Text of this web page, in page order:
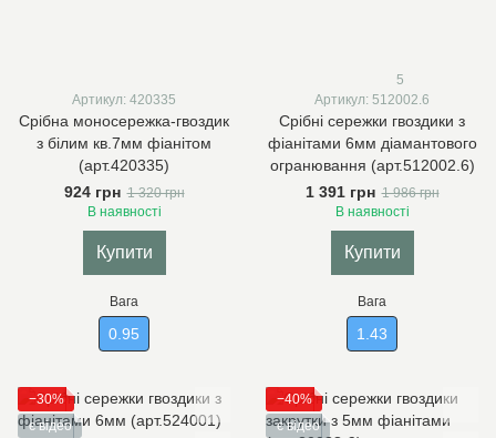
Артикул: 420335
Срібна моносережка-гвоздик
з білим кв.7мм фіанітом
(арт.420335)
924 грн 1 320 грн
В наявності
Купити
Вага
0.95
5
Артикул: 512002.6
Срібні сережки гвоздики з
фіанітами 6мм діамантового
огранювання (арт.512002.6)
1 391 грн 1 986 грн
В наявності
Купити
Вага
1.43
−30%
є відео
−40%
є відео